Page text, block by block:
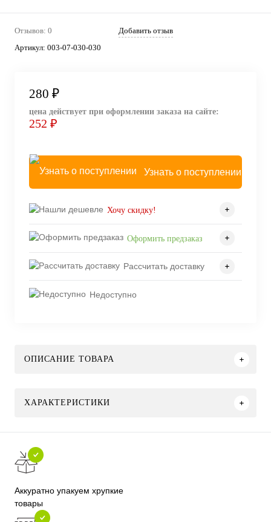
Отзывов: 0
Добавить отзыв
Артикул: 003-07-030-030
280 ₽
цена действует при оформлении заказа на сайте:
252 ₽
Узнать о поступлении
Хочу скидку!
Оформить предзаказ
Рассчитать доставку
Недоступно
ОПИСАНИЕ ТОВАРА
ХАРАКТЕРИСТИКИ
Аккуратно упакуем хрупкие
товары